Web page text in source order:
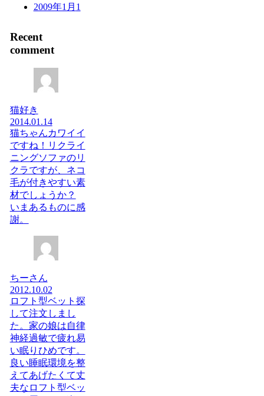
2009年1月 1
Recent
comment
猫好き
2014.01.14
猫ちゃんカワイイ
ですね！リクライ
ニングソファのリ
クラですが、ネコ
毛が付きやすい素
材でしょうか？
いまあるものに感
謝。
ちーさん
2012.10.02
ロフト型ベット探
して注文しまし
た。家の娘は自律
神経過敏で疲れ易
い眠りひめです。
良い睡眠環境を整
えてあげたくて丈
夫なロフト型ベッ